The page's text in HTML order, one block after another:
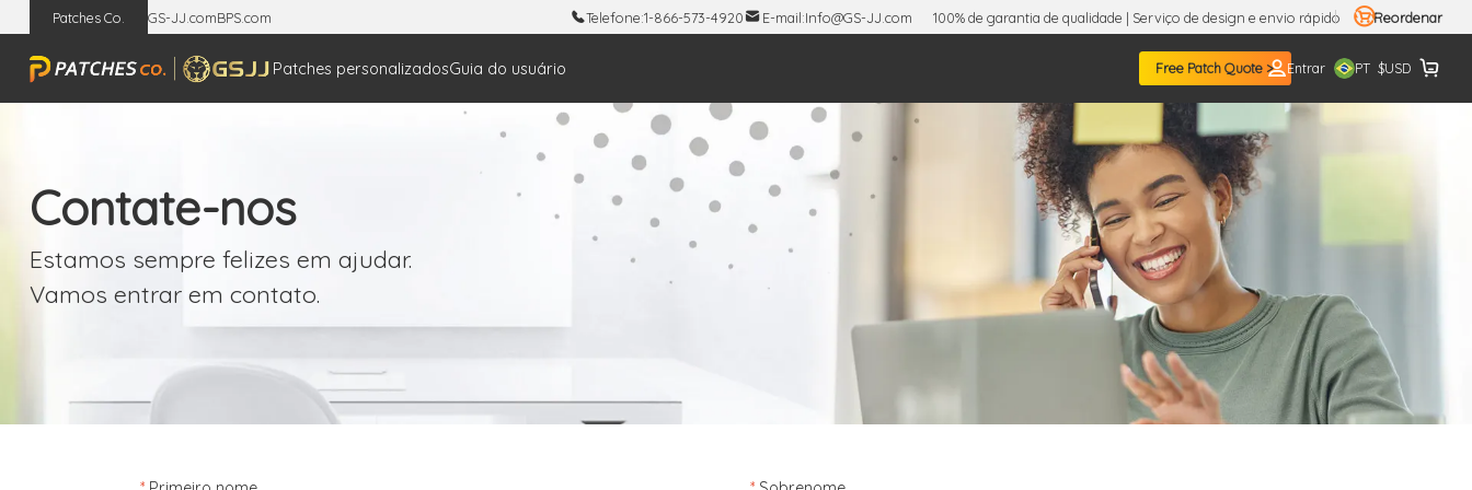
Patches Co. GS-JJ.comBPS.com Telefone:1-866-573-4920 E-mail:Info@GS-JJ.com 100% de garantia de qualidade | Serviço de design e envio rápido Reordenar
Patches personalizadosGuia do usuário Free Patch Quote > Entrar PT $USD
Contate-nos
Estamos sempre felizes em ajudar.
Vamos entrar em contato.